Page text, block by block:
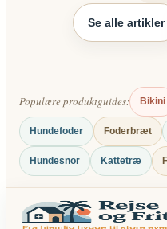
Se alle artikler
Populære produktguides: Bikini
Hundefoder Foderbræt
Hundesnor Kattetræ